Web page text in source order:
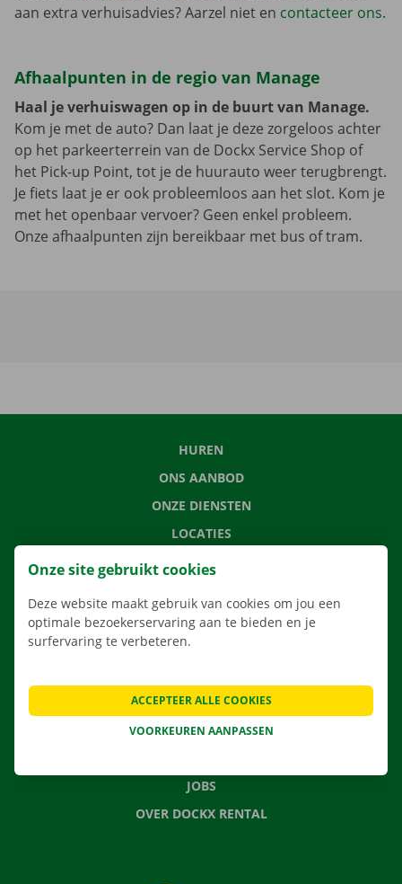
aan extra verhuisadvies? Aarzel niet en contacteer ons.
Afhaalpunten in de regio van Manage
Haal je verhuiswagen op in de buurt van Manage.
Kom je met de auto? Dan laat je deze zorgeloos achter
op het parkeerterrein van de Dockx Service Shop of
het Pick-up Point, tot je de huurauto weer terugbrengt.
Je fiets laat je er ook probleemloos aan het slot. Kom je
met het openbaar vervoer? Geen enkel probleem.
Onze afhaalpunten zijn bereikbaar met bus of tram.
HUREN
ONS AANBOD
ONZE DIENSTEN
LOCATIES
APP
VEELGESTELDE VRAGEN
NIEUWS
JOBS
OVER DOCKX RENTAL
Onze site gebruikt cookies
Deze website maakt gebruik van cookies om jou een
optimale bezoekerservaring aan te bieden en je
surfervaring te verbeteren.
VOORKEUREN AANPASSEN
ACCEPTEER ALLE COOKIES